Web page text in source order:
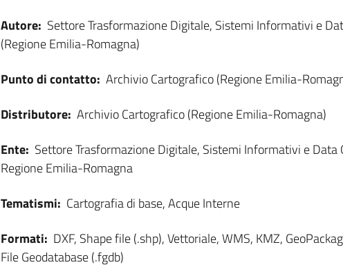
Autore: Settore Trasformazione Digitale, Sistemi Informativi e
(Regione Emilia-Romagna)
Punto di contatto: Archivio Cartografico (Regione Emilia-
Distributore: Archivio Cartografico (Regione Emilia-Romagna)
Ente: Settore Trasformazione Digitale, Sistemi Informativi e Data
Regione Emilia-Romagna
Tematismi: Cartografia di base, Acque Interne
Formati: DXF, Shape file (.shp), Vettoriale, WMS, KMZ,
File Geodatabase (.fgdb)